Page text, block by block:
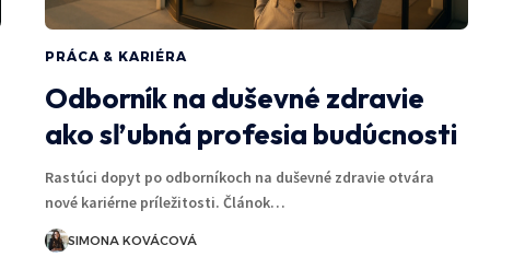
PRÁCA & KARIÉRA
Odborník na duševné zdravie
ako sľubná profesia budúcnosti
Rastúci dopyt po odborníkoch na duševné zdravie otvára
nové kariérne príležitosti. Článok…
SIMONA KOVÁCOVÁ